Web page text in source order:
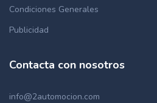
Condiciones Generales
Publicidad
Contacta con nosotros
info@2automocion.com